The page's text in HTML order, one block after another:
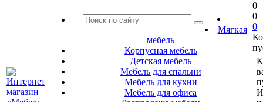
Мягкая
мебель
Корпусная мебель
Детская мебель
Мебель для спальни
Мебель для кухни
Мебель для офиса
0
0
0